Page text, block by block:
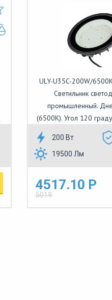
ULY-U35C-200W/
Светильник
промышленный.
(6500K). Угол 120
200 Вт
19500 Лм
4517.10 Р
5019